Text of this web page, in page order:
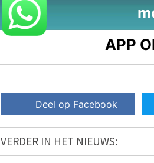
APP
Deel op Facebook
VERDER IN HET NIEUWS: